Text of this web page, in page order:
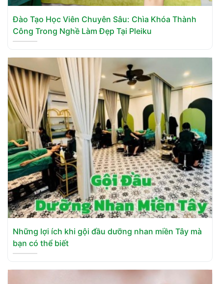
Đào Tạo Học Viên Chuyên Sâu: Chìa Khóa Thành
Công Trong Nghề Làm Đẹp Tại Pleiku
Những lợi ích khi gội đầu dưỡng nhan miền Tây mà
bạn có thể biết